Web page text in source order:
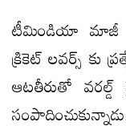
టీమిండియా మాజీ
క్రికెట్ లవర్స్ కు
ఆటతీరుతో